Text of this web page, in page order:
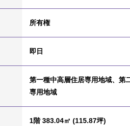
所有権
即日
第一種中高層住居専用地域、第
専用地域
1階 383.04㎡ (115.87坪)